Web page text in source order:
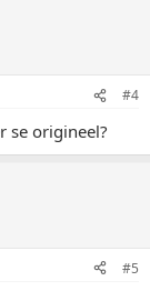
#4
se origineel?
#5